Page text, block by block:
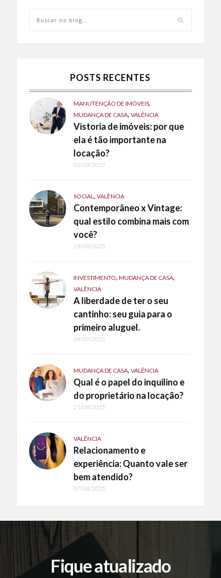
POSTS RECENTES
MANUTENÇÃO DE IMÓVEIS,
MUDANÇA DE CASA, VALÊNCIA
Vistoria de imóveis: por que
ela é tão importante na
locação?
02/10/2025
SOCIAL , VALÊNCIA
Contemporâneo x Vintage:
qual estilo combina mais com
você?
18/09/2025
INVESTIMENTO, MUDANÇA DE CASA,
VALÊNCIA
A liberdade de ter o seu
cantinho: seu guia para o
primeiro aluguel.
04/09/2025
MUDANÇA DE CASA, VALÊNCIA
Qual é o papel do inquilino e
do proprietário na locação?
21/08/2025
VALÊNCIA
Relacionamento e
experiência: Quanto vale ser
bem atendido?
07/08/2025
Fique atualizado